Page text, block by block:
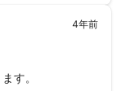
4年前
す。